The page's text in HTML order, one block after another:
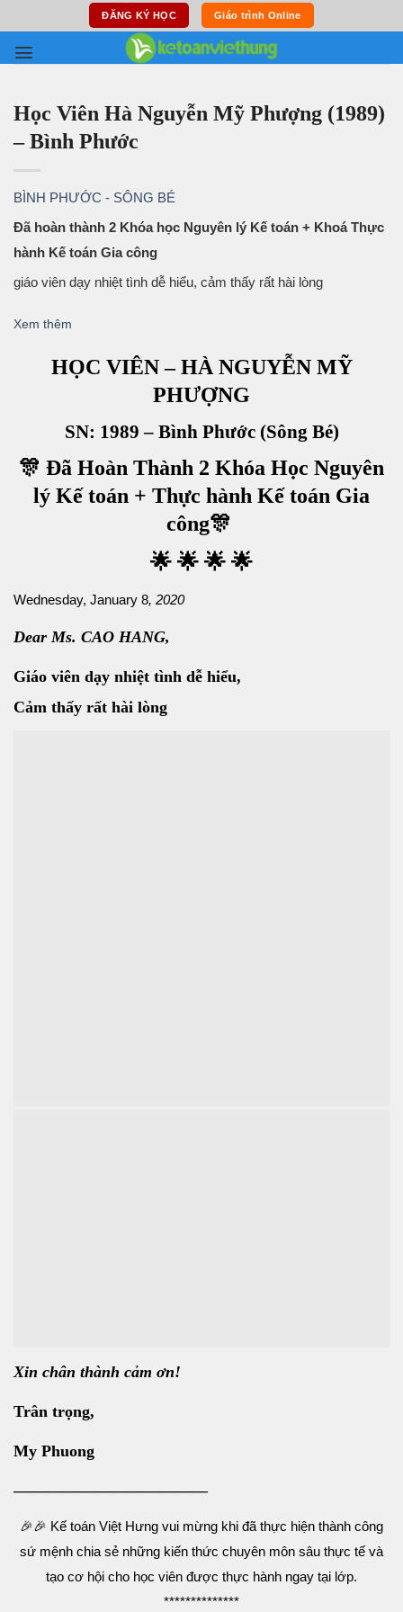
content
ĐĂNG KÝ HỌC Giáo trình Online
Học Viên Hà Nguyễn Mỹ Phượng (1989)
– Bình Phước
BÌNH PHƯỚC - SÔNG BÉ
Đã hoàn thành 2 Khóa học Nguyên lý Kế toán + Khoá Thực
hành Kế toán Gia công
giáo viên dạy nhiệt tình dễ hiểu, cảm thấy rất hài lòng
Xem thêm
HỌC VIÊN – HÀ NGUYỄN MỸ
PHƯỢNG
SN: 1989 – Bình Phước (Sông Bé)
🎊 Đã Hoàn Thành 2 Khóa Học Nguyên
lý Kế toán + Thực hành Kế toán Gia
công🎊
🌟 🌟 🌟 🌟
Wednesday, January 8, 2020
Dear Ms. CAO HANG,
Giáo viên dạy nhiệt tình dễ hiểu,
Cảm thấy rất hài lòng
Xin chân thành cảm ơn!
Trân trọng,
My Phuong
————————————
🎉🎉 Kế toán Việt Hưng vui mừng khi đã thực hiện thành công
sứ mệnh chia sẻ những kiến thức chuyên môn sâu thực tế và
tạo cơ hội cho học viên được thực hành ngay tại lớp.
**************